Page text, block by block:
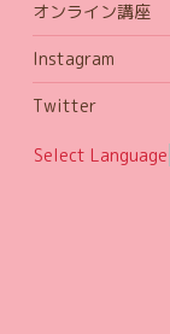
オンライン講座
Instagram
Twitter
Select Language